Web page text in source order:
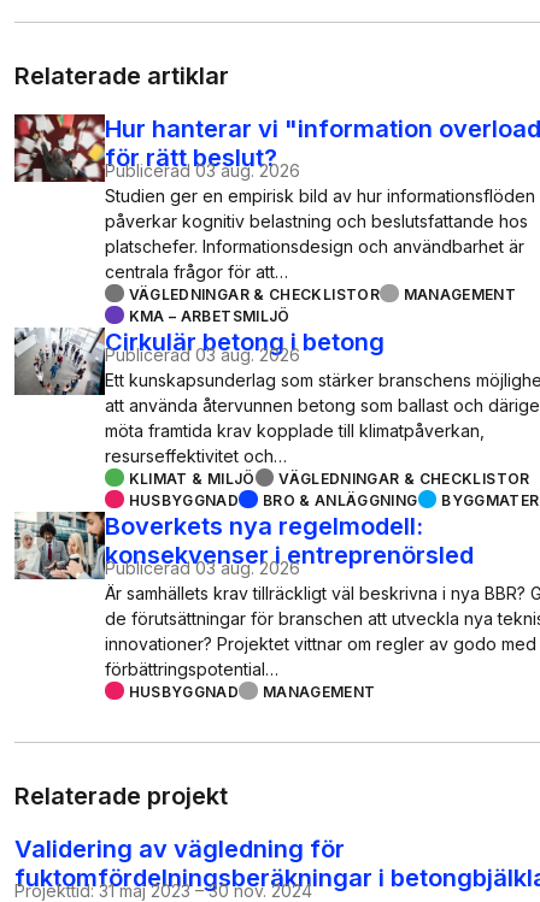
Relaterade artiklar
Hur hanterar vi "information
för rätt beslut?
Publicerad 03 aug. 2026
Studien ger en empirisk bild av hur informationsflöden
påverkar kognitiv belastning och beslutsfattande hos
platschefer. Informationsdesign och användbarhet är
centrala frågor för att…
VÄGLEDNINGAR & CHECKLISTOR
MANAGEMENT
KMA – ARBETSMILJÖ
Cirkulär betong i betong
Publicerad 03 aug. 2026
Ett kunskapsunderlag som stärker branschens
att använda återvunnen betong som ballast och
möta framtida krav kopplade till klimatpåverkan,
resurseffektivitet och…
KLIMAT & MILJÖ
VÄGLEDNINGAR & CHECKLISTOR
HUSBYGGNAD
BRO & ANLÄGGNING
Boverkets nya regelmodell:
konsekvenser i entreprenörsled
Publicerad 03 aug. 2026
Är samhällets krav tillräckligt väl beskrivna i nya BBR?
de förutsättningar för branschen att utveckla nya
innovationer? Projektet vittnar om regler av godo med
förbättringspotential…
HUSBYGGNAD MANAGEMENT
Relaterade projekt
Validering av vägledning för
fuktomfördelningsberäkningar i
Projekttid: 31 maj 2023 – 30 nov. 2024